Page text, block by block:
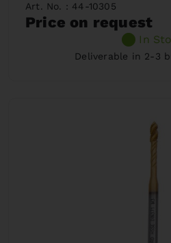
Art. No. : 44-10305
Price on request
In
Deliverable in 2-3